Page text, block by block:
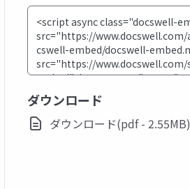
ダウンロード
ダウンロード(pdf - 2.55MB)